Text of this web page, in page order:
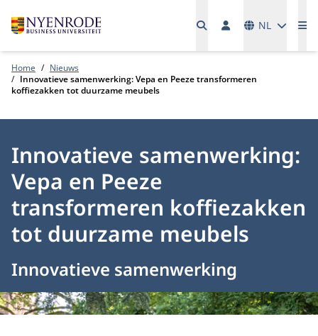
NL
Home
Nieuws
Innovatieve samenwerking: Vepa en Peeze transformeren
koffiezakken tot duurzame meubels
Innovatieve samenwerking:
Vepa en Peeze
transformeren koffiezakken
tot duurzame meubels
Innovatieve samenwerking